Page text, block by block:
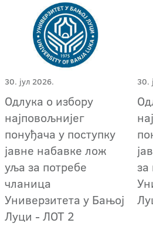
30. јул 2026.
Одлука о избору
најповољнијег
понуђача у поступку
јавне набавке лож
уља за потребе
чланица
Универзитета у Бањој
Луци - ЛОТ 2
30.